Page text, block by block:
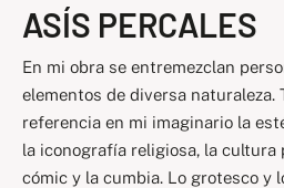
ASÍS PERCALES
En mi obra se entremezclan
elementos de diversa naturaleza.
referencia en mi imaginario la
la iconografía religiosa, la
cómic y la cumbia. Lo grotesco y